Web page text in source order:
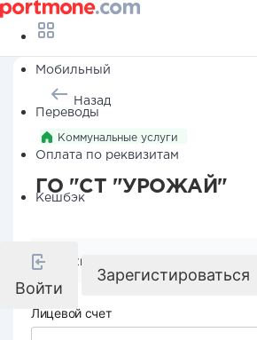
Мобильный
Переводы
Оплата по реквизитам
Кешбэк
Войти
Зарегистироваться
Назад
Коммунальные услуги
ГО "СТ "УРОЖАЙ"
Реквизиты компании
Лицевой счет